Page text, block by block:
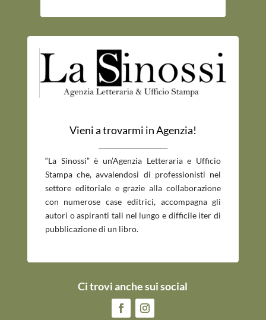
Vieni a trovarmi in Agenzia!
“La Sinossi” è un’Agenzia Letteraria e Ufficio
Stampa che, avvalendosi di professionisti nel
settore editoriale e grazie alla collaborazione
con numerose case editrici, accompagna gli
autori o aspiranti tali nel lungo e difficile iter di
pubblicazione di un libro.
Ci trovi anche sui social